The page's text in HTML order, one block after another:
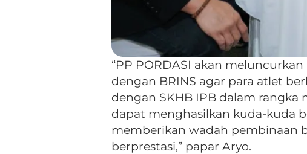
“PP PORDASI akan
dengan BRINS agar para atlet
dengan SKHB IPB dalam rangka
dapat menghasilkan kuda-kuda
memberikan wadah pembinaan
berprestasi,” papar Aryo.